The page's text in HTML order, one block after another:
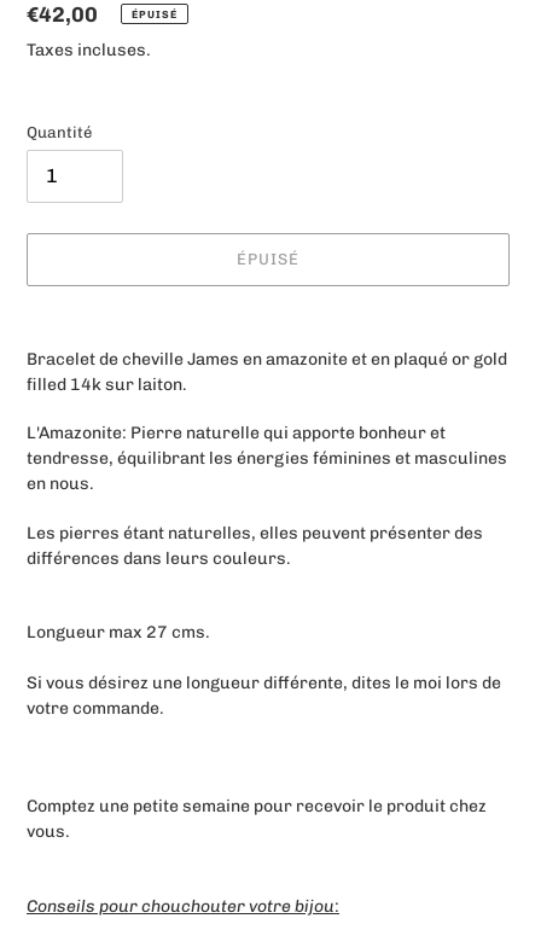
Prix
normal
€42,00 ÉPUISÉ
Taxes incluses.
Quantité
ÉPUISÉ
produit
votre
panier
Bracelet de cheville James en amazonite et en plaqué or gold
filled 14k sur laiton.
L'Amazonite: Pierre naturelle qui apporte bonheur et
tendresse, équilibrant les énergies féminines et masculines
en nous.
Les pierres étant naturelles, elles peuvent présenter des
différences dans leurs couleurs.
Longueur max 27 cms.
Si vous désirez une longueur différente, dites le moi lors de
votre commande.
Comptez une petite semaine pour recevoir le produit chez
vous.
Conseils pour chouchouter votre bijou: